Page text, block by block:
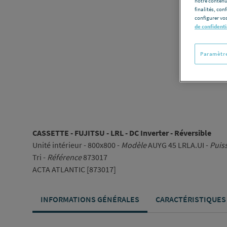
CASSETTE - FUJITSU - LRL - DC Inverter - Réversible
Unité intérieur - 800x800 - ModèleAUYG 45 LRLA.UI -
Tri - Référence873017
ACTA ATLANTIC [873017]
INFORMATIONS GÉNÉRALES CARACTÉRISTIQUES
finalités,
configurer
de